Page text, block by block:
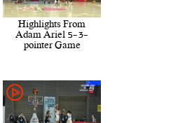
Highlights From
Adam Ariel 5-3-
pointer Game